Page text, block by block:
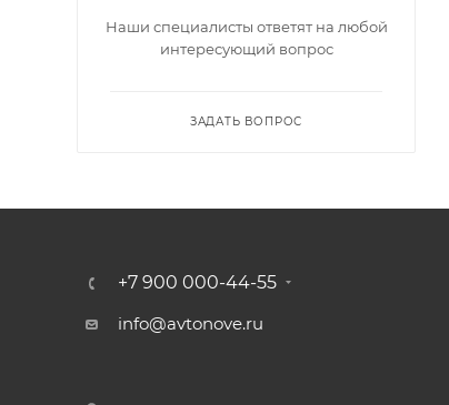
Наши специалисты ответят на любой
интересующий вопрос
ЗАДАТЬ ВОПРОС
+7 900 000-44-55
info@avtonove.ru